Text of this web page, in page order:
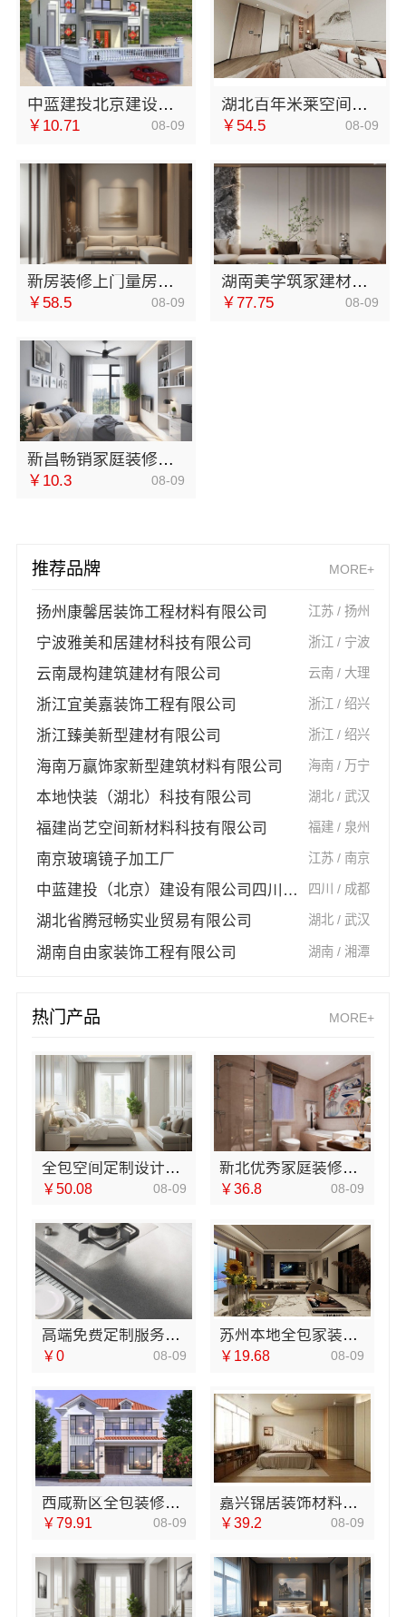
中蓝建投北京建设有限公司四川·线上农村建房功能详解
￥10.71 08-09
湖北百年米莱空间美学装饰材料有限公司，黄石有设计感设计装修实景案例
￥54.5 08-09
新房装修上门量房整体落地-福建尚艺空间新材料科技有限公司
￥58.5 08-09
湖南美学筑家建材软装配套，售后质保完善无忧
￥77.75 08-09
新昌畅销家庭装修，浙江宜美嘉装饰工程有限公司为您定制
￥10.3 08-09
推荐品牌 MORE+
扬州康馨居装饰工程材料有限公司 江苏 / 扬州
宁波雅美和居建材科技有限公司 浙江 / 宁波
云南晟构建筑建材有限公司 云南 / 大理
浙江宜美嘉装饰工程有限公司 浙江 / 绍兴
浙江臻美新型建材有限公司 浙江 / 绍兴
海南万赢饰家新型建筑材料有限公司 海南 / 万宁
本地快装（湖北）科技有限公司 湖北 / 武汉
福建尚艺空间新材料科技有限公司 福建 / 泉州
南京玻璃镜子加工厂 江苏 / 南京
中蓝建投（北京）建设有限公司四川第一分公司 四川 / 成都
湖北省腾冠畅实业贸易有限公司 湖北 / 武汉
湖南自由家装饰工程有限公司 湖南 / 湘潭
热门产品 MORE+
全包空间定制设计方案江西圣匠新型环保材料有限公司
￥50.08 08-09
新北优秀家庭装修价格清单_常州宜居佳装饰工程有限公司
￥36.8 08-09
高端免费定制服务说明｜江苏东钢金属家居有限公司
￥0 08-09
苏州本地全包家装施工报价新房，苏州百年豪庭新材料有限公司
￥19.68 08-09
西咸新区全包装修报价，中蓝建投透明实在
￥79.91 08-09
嘉兴锦居装饰材料有限公司，桐乡市毛坯房装修费用透明
￥39.2 08-09